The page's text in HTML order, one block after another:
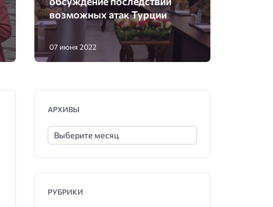
возможных атак Турции
07 июня 2022
АРХИВЫ
РУБРИКИ